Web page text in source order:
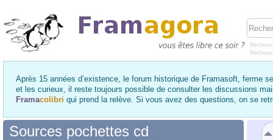
Après 15 années d’existence, le forum historique de Framasoft, ferme
et les curieux, il reste toujours possible de consulter les discussions
Framacolibri qui prend la relève. Si vous avez des questions, on se
Sources pochettes cd